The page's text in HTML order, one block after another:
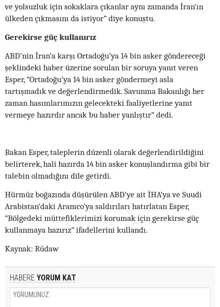
ve yolsuzluk için sokaklara çıkanlar aynı zamanda İran’ın
ülkeden çıkmasını da istiyor” diye konuştu.
Gerekirse güç kullanırız
ABD’nin İran’a karşı Ortadoğu’ya 14 bin asker göndereceği
şeklindeki haber üzerine sorulan bir soruya yanıt veren
Esper, “Ortadoğu’ya 14 bin asker göndermeyi asla
tartışmadık ve değerlendirmedik. Savunma Bakanlığı her
zaman hasımlarımızın gelecekteki faaliyetlerine yanıt
vermeye hazırdır ancak bu haber yanlıştır” dedi.
Bakan Esper, taleplerin düzenli olarak değerlendirildiğini
belirterek, hali hazırda 14 bin asker konuşlandırma gibi bir
talebin olmadığını dile getirdi.
Hürmüz boğazında düşürülen ABD’ye ait İHA’ya ve Suudi
Arabistan’daki Aramco’ya saldırıları hatırlatan Esper,
“Bölgedeki müttefiklerimizi korumak için gerekirse güç
kullanmaya hazırız” ifadellerini kullandı.
Kaynak: Rûdaw
HABERE YORUM KAT